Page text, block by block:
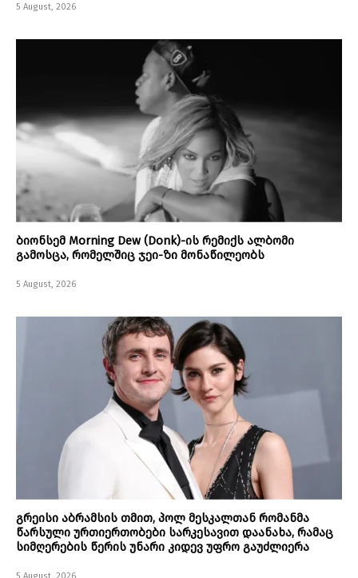
5 August, 2026
ბიონსემ Morning Dew (Donk)-ის რემიქს ალბომი
გამოსცა, რომელშიც ჯეი-ზი მონაწილეობს
5 August, 2026
გრეისი აბრამსის თმით, პოლ მესკალთან რომანმა
წარსული ურთიერთობები სარკესავით დაანახა, რამაც
სიმღერების წერის უნარი კიდევ უფრო გაუძლიერა
5 August, 2026